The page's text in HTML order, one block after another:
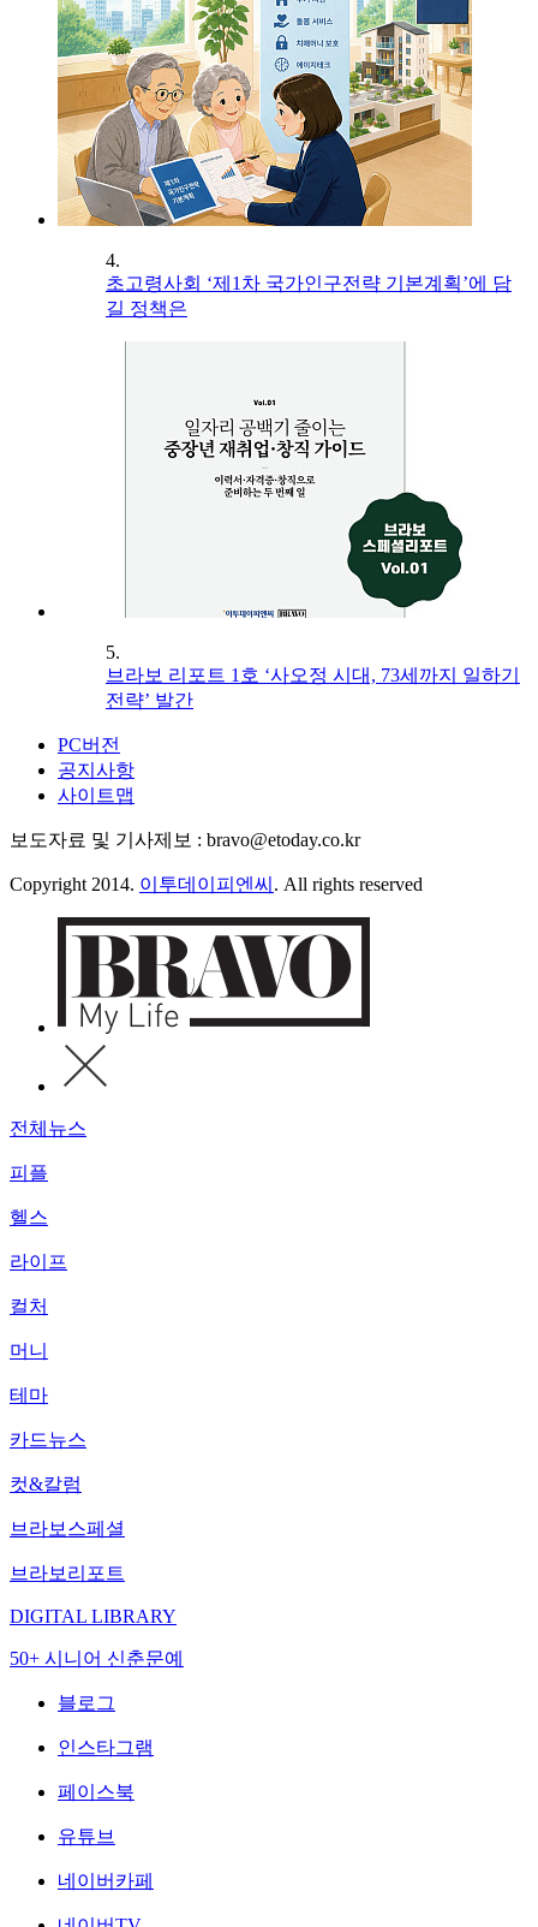
4.
초고령사회 ‘제1차 국가인구전략 기본계획’에 담
길 정책은
5.
브라보 리포트 1호 ‘사오정 시대, 73세까지 일하기
전략’ 발간
PC버전
공지사항
사이트맵
보도자료 및 기사제보 : bravo@etoday.co.kr
Copyright 2014. 이투데이피엔씨 . All rights reserved
전체뉴스
피플
헬스
라이프
컬처
머니
테마
카드뉴스
컷&칼럼
브라보스페셜
브라보리포트
DIGITAL LIBRARY
50+ 시니어 신춘문예
블로그
인스타그램
페이스북
유튜브
네이버카페